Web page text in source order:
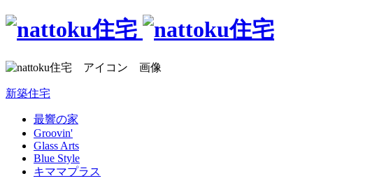
新築住宅
最響の家
Groovin'
Glass Arts
Blue Style
キママプラス